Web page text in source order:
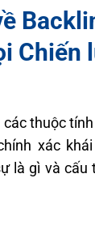
Chiến
thuộc
xác
là gì và cấu